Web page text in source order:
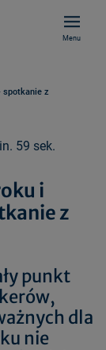
Menu
spotkanie z
59 sek.
i
z
punkt
dla
nie